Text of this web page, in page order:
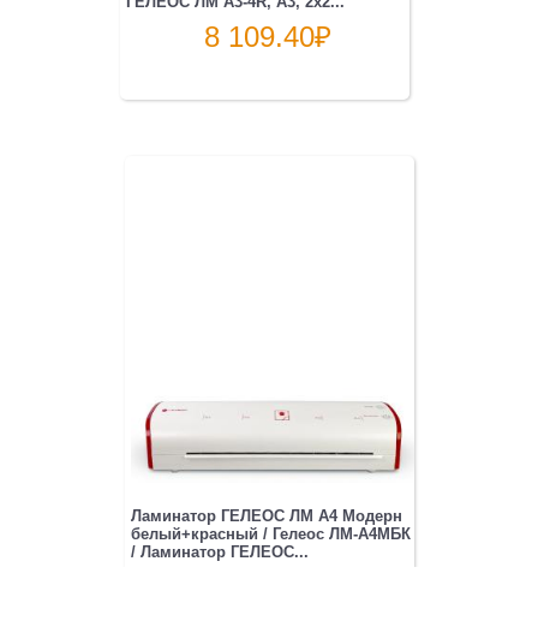
8 109.40₽
Ламинатор ГЕЛЕОС ЛМ A4 Модерн
белый+красный / Гелеос ЛМ-А4МБК
/ Ламинатор ГЕЛЕОС...